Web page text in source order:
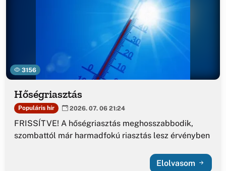
3156
Hőségriasztás
Populáris hír 2026. 07. 06 21:24
FRISSÍTVE! A hőségriasztás meghosszabbodik,
szombattól már harmadfokú riasztás lesz érvényben
Elolvasom